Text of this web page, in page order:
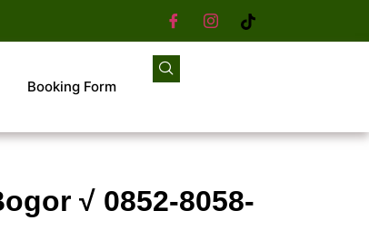
Booking Form
√ 0852-8058-